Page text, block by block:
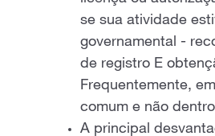
se sua atividade
governamental -
de registro E
Frequentemente,
comum e não
A principal